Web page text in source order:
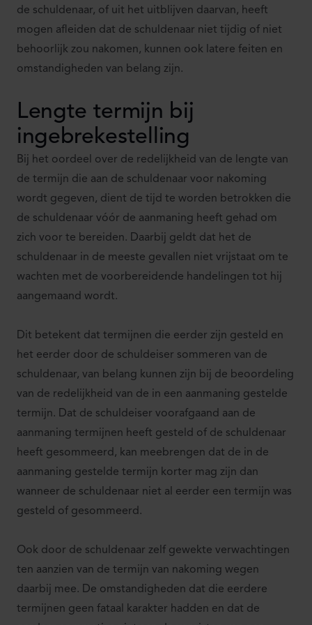
de schuldenaar, of uit het uitblijven daarvan, heeft
mogen afleiden dat de schuldenaar niet tijdig of niet
behoorlijk zou nakomen, kunnen ook latere feiten en
omstandigheden van belang zijn.
Lengte termijn bij
ingebrekestelling
Bij het oordeel over de redelijkheid van de lengte van
de termijn die aan de schuldenaar voor nakoming
wordt gegeven, dient de tijd te worden betrokken die
de schuldenaar vóór de aanmaning heeft gehad om
zich voor te bereiden. Daarbij geldt dat het de
schuldenaar in de meeste gevallen niet vrijstaat om te
wachten met de voorbereidende handelingen tot hij
aangemaand wordt.
Dit betekent dat termijnen die eerder zijn gesteld en
het eerder door de schuldeiser sommeren van de
schuldenaar, van belang kunnen zijn bij de beoordeling
van de redelijkheid van de in een aanmaning gestelde
termijn. Dat de schuldeiser voorafgaand aan de
aanmaning termijnen heeft gesteld of de schuldenaar
heeft gesommeerd, kan meebrengen dat de in de
aanmaning gestelde termijn korter mag zijn dan
wanneer de schuldenaar niet al eerder een termijn was
gesteld of gesommeerd.
Ook door de schuldenaar zelf gewekte verwachtingen
ten aanzien van de termijn van nakoming wegen
daarbij mee. De omstandigheden dat die eerdere
termijnen geen fataal karakter hadden en dat de